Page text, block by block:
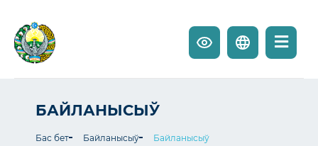
БАЙЛАНЫСЫЎ
Бас бет Байланысыў Байланысыў